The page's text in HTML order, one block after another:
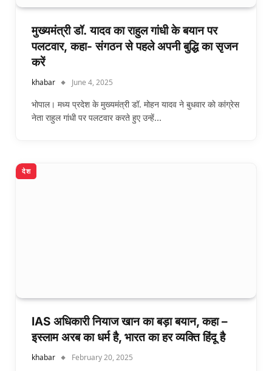
मुख्यमंत्री डॉ. यादव का राहुल गांधी के बयान पर
पलटवार, कहा- संगठन से पहले अपनी बुद्धि का सृजन
करें
khabar June 4, 2025
भाेपाल। मध्य प्रदेश के मुख्यमंत्री डॉ. मोहन यादव ने बुधवार काे कांग्रेस
नेता राहुल गांधी पर पलटवार करते हुए उन्हें…
देश
IAS अधिकारी नियाज खान का बड़ा बयान, कहा –
इस्लाम अरब का धर्म है, भारत का हर व्यक्ति हिंदू है
khabar February 20, 2025